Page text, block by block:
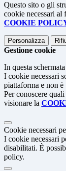
Questo sito o gli
cookie necessari
COOKIE
Personalizza
Gestione cookie
In questa
I cookie necessari
piattaforma e non
Per conoscere
visionare la
Cookie necessari
I cookie necessari
disabilitati. È
policy.